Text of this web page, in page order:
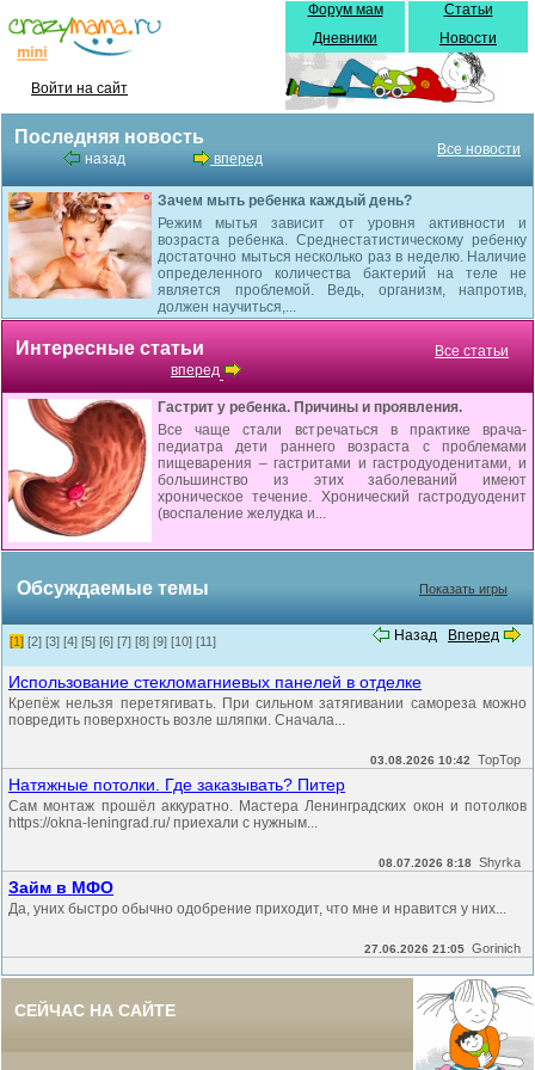
Войти на сайт
Форум мам
Дневники
Статьи
Новости
Последняя новость
назад вперед
Все новости
Зачем мыть ребенка каждый день?
Режим мытья зависит от уровня активности и
возраста ребенка. Среднестатистическому ребенку
достаточно мыться несколько раз в неделю. Наличие
определенного количества бактерий на теле не
является проблемой. Ведь, организм, напротив,
должен научиться,...
Интересные статьи
вперед
Все статьи
Гастрит у ребенка. Причины и проявления.
Все чаще стали встречаться в практике врача-
педиатра дети раннего возраста с проблемами
пищеварения – гастритами и гастродуоденитами, и
большинство из этих заболеваний имеют
хроническое течение. Хронический гастродуоденит
(воспаление желудка и...
Обсуждаемые темы Показать игры
Назад Вперед
[1] [2] [3] [4] [5] [6] [7] [8] [9] [10] [11]
Использование стекломагниевых панелей в отделке
Крепёж нельзя перетягивать. При сильном затягивании самореза можно
повредить поверхность возле шляпки. Сначала...
03.08.2026 10:42 TopTop
Натяжные потолки. Где заказывать? Питер
Сам монтаж прошёл аккуратно. Мастера Ленинградских окон и потолков
https://okna-leningrad.ru/ приехали с нужным...
08.07.2026 8:18 Shyrka
Займ в МФО
Да, уних быстро обычно одобрение приходит, что мне и нравится у них...
27.06.2026 21:05 Gorinich
СЕЙЧАС НА САЙТЕ